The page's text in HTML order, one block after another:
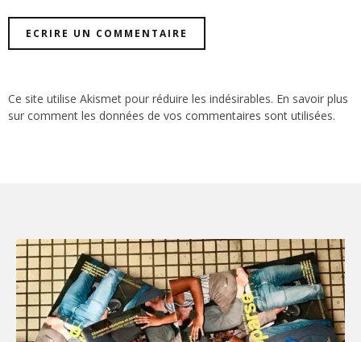
Ce site utilise Akismet pour réduire les indésirables. En savoir plus
sur comment les données de vos commentaires sont utilisées.